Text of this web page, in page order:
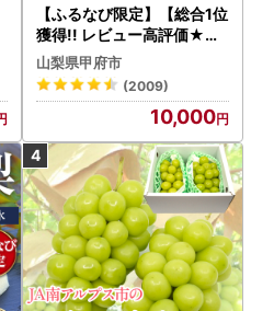
【ふるなび限定】【総合1位
獲得!! レビュー高評価★】
〈2026年度配送分〉山梨
県産 シャインマスカット 2
～3房（1.0kg以上）シャイ
ン フルーツ FN-Limited-S
P
山梨県甲府市
(2009)
10,000